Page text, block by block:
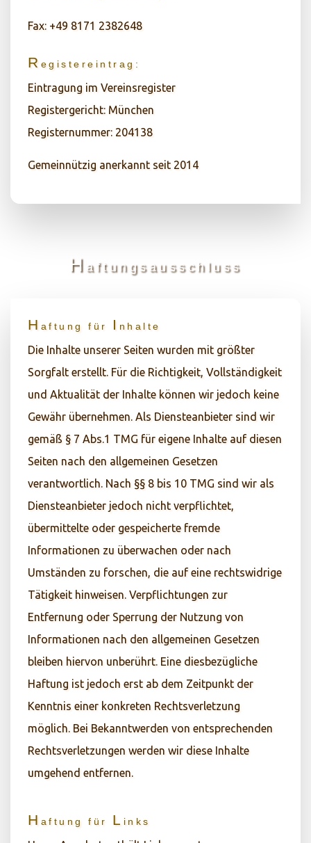
Fax: +49 8171 2382648
R egistereintrag :
Eintragung im Vereinsregister
Registergericht: München
Registernummer: 204138
Gemeinnützig anerkannt seit 2014
H aftungsausschluss
H aftung für I nhalte
Die Inhalte unserer Seiten wurden mit größter
Sorgfalt erstellt. Für die Richtigkeit, Vollständigkeit
und Aktualität der Inhalte können wir jedoch keine
Gewähr übernehmen. Als Diensteanbieter sind wir
gemäß § 7 Abs.1 TMG für eigene Inhalte auf diesen
Seiten nach den allgemeinen Gesetzen
verantwortlich. Nach §§ 8 bis 10 TMG sind wir als
Diensteanbieter jedoch nicht verpflichtet,
übermittelte oder gespeicherte fremde
Informationen zu überwachen oder nach
Umständen zu forschen, die auf eine rechtswidrige
Tätigkeit hinweisen. Verpflichtungen zur
Entfernung oder Sperrung der Nutzung von
Informationen nach den allgemeinen Gesetzen
bleiben hiervon unberührt. Eine diesbezügliche
Haftung ist jedoch erst ab dem Zeitpunkt der
Kenntnis einer konkreten Rechtsverletzung
möglich. Bei Bekanntwerden von entsprechenden
Rechtsverletzungen werden wir diese Inhalte
umgehend entfernen.
H aftung für L inks